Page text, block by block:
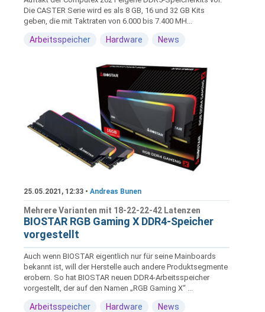
Die CASTER Serie wird es als 8 GB, 16 und 32 GB Kits
geben, die mit Taktraten von 6.000 bis 7.400 MH...
Arbeitsspeicher Hardware News
25.05.2021, 12:33 • Andreas Bunen
Mehrere Varianten mit 18-22-22-42 Latenzen
BIOSTAR RGB Gaming X DDR4-Speicher
vorgestellt
Auch wenn BIOSTAR eigentlich nur für seine Mainboards
bekannt ist, will der Herstelle auch andere Produktsegmente
erobern. So hat BIOSTAR neuen DDR4-Arbeitsspeicher
vorgestellt, der auf den Namen „RGB Gaming X“ ...
Arbeitsspeicher Hardware News